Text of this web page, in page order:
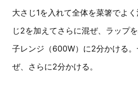
大さじ1を入れて全体を菜箸でよ
じ2を加えてさらに混ぜ、ラップ
子レンジ（600W）に2分かける
ぜ、さらに2分かける。